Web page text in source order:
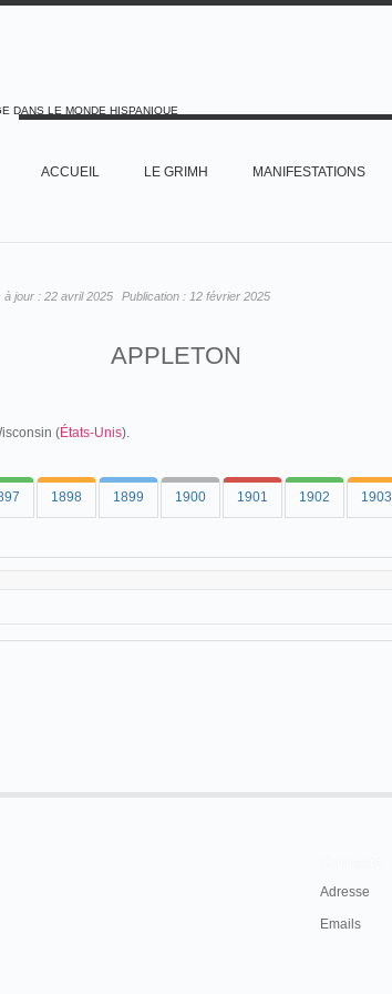
DANS LE MONDE HISPANIQUE
ACCUEIL LE GRIMH MANIFESTATIONS
à jour : 22 avril 2025 Publication : 12 février 2025
APPLETON
(États-Unis).
1898 1899 1900 1901 1902 1903
Adresse
Emails